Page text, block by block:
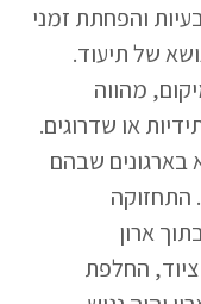
והפחתת זמני
של תיעוד.
מהווה
או שדרוגים.
בארגונים שבהם
ארון
החלפת